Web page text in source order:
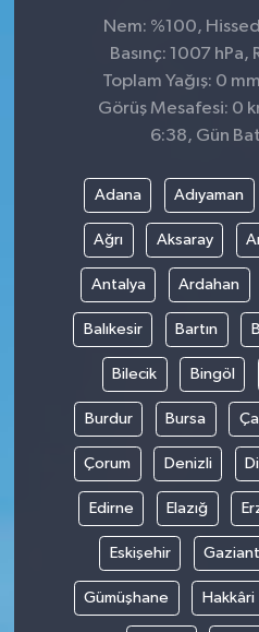
Nem: %100,
Basınç: 1007
Toplam Yağış: 0
Görüş Mesafesi: 0
6:38, Gün
Adana Adıyaman
Ağrı Aksaray
Antalya Ardahan
Balıkesir Bartın
Bilecik Bingöl
Burdur Bursa
Çorum Denizli
Edirne Elazığ
Eskişehir
Gümüşhane Hakkâri